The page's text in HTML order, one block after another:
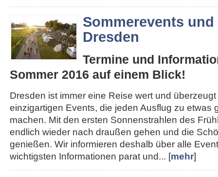
Sommerevents
Dresden
Termine und
Sommer 2016 auf einem Blick!
Dresden ist immer eine Reise wert und
einzigartigen Events, die jeden Ausflug zu etwas
machen. Mit den ersten Sonnenstrahlen des
endlich wieder nach draußen gehen und die
genießen. Wir informieren deshalb über alle
wichtigsten Informationen parat und... [mehr]